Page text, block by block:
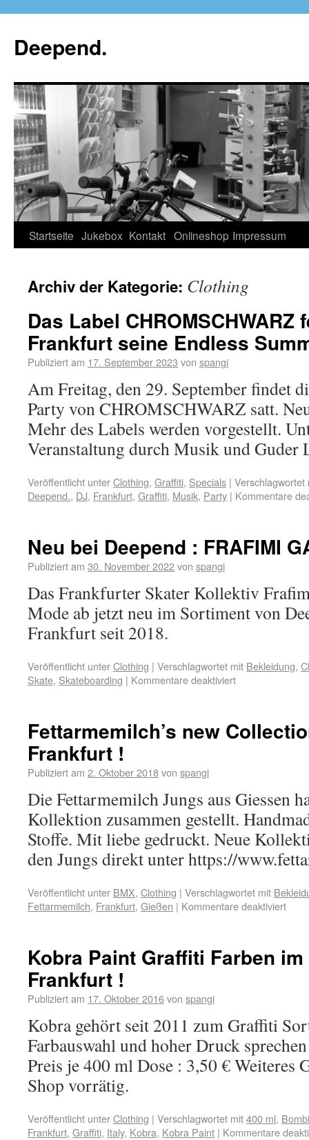
Deepend.
Startseite Jukebox Kontakt Onlineshop Impressum
Archiv der Kategorie: Clothing
Das Label
Frankfurt seine Endless
Publiziert am 17. September 2023 von spangi
Am Freitag, den 29. September findet
Party von CHROMSCHWARZ satt.
Mehr des Labels werden vorgestellt.
Veranstaltung durch Musik und
Veröffentlicht unterClothing, Graffiti, Specials | Verschlagwortet
Deepend., DJ, Frankfurt, Graffiti, Musik, Party | Kommentare
Neu bei Deepend : FRAFIMI
Publiziert am 30. November 2022von spangi
Das Frankfurter Skater Kollektiv
Mode ab jetzt neu im Sortiment von
Frankfurt seit 2018.
Veröffentlicht unterClothing | Verschlagwortet mit Bekleidung,
Skate, Skateboarding | Kommentare deaktiviert
Fettarmemilch’s new
Frankfurt !
Publiziert am 2. Oktober 2018von spangi
Die Fettarmemilch Jungs aus Giessen
Kollektion zusammen gestellt.
Stoffe. Mit liebe gedruckt. Neue
den Jungs direkt unter https://
Veröffentlicht unter BMX, Clothing | Verschlagwortet mit
Fettarmemilch, Frankfurt, Gießen | Kommentare deaktiviert
Kobra Paint Graffiti Farben im
Frankfurt !
Publiziert am 17. Oktober 2016von spangi
Kobra gehört seit 2011 zum Graffiti
Farbauswahl und hoher Druck
Preis je 400 ml Dose : 3,50 € Weiteres
Shop vorrätig.
Veröffentlicht unterClothing | Verschlagwortet mit400 ml,
Frankfurt, Graffiti, Italy, Kobra, Kobra Paint | Kommentare